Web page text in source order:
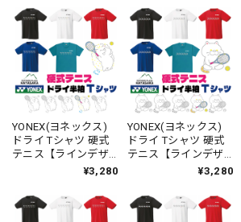
て ひとやすみ】
【16500】【LINE-
30】【送料無料】
【16500】【LINE-
31】【送料無料】
YONEX(ヨネックス)
ドライ Tシャツ 硬式
テニス【ラインデザ
イン】【ハリネズ
【16500】【LINE-
33】【送料無料】
¥3,280
YONEX(ヨネックス)
ドライ Tシャツ 硬式
テニス【ラインデザ
イン】【トラねこ ひ
【LINE-34】【送料無
料】
¥3,280